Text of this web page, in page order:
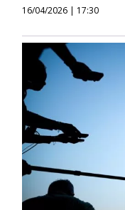
16/04/2026 | 17:30